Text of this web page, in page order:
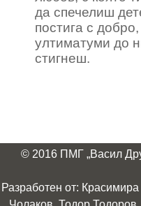
да спечелиш
постига с
ултиматуми до
стигнеш.
© 2016 ПМГ „Васил
Разработен от: